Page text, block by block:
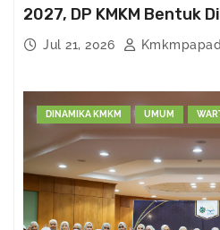
2027, DP KMKM Bentuk
Kema’had-an
Jul 21, 2026
DINAMIKA KMKM UMUM